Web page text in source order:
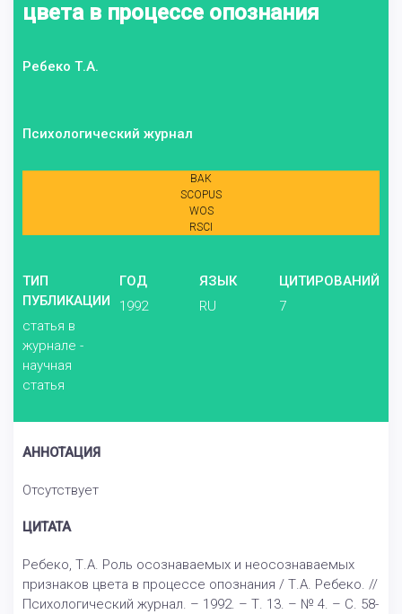
цвета в процессе опознания
Ребеко Т.А.
Психологический журнал
ВАК
SCOPUS
WOS
RSCI
ТИП
ПУБЛИКАЦИИ
статья в
журнале -
научная
статья
ГОД
1992
ЯЗЫК
RU
ЦИТИРОВАНИЙ
7
АННОТАЦИЯ
Отсутствует
ЦИТАТА
Ребеко, Т.А. Роль осознаваемых и неосознаваемых
признаков цвета в процессе опознания / Т.А. Ребеко. //
Психологический журнал. – 1992. – Т. 13. – № 4. – С. 58-